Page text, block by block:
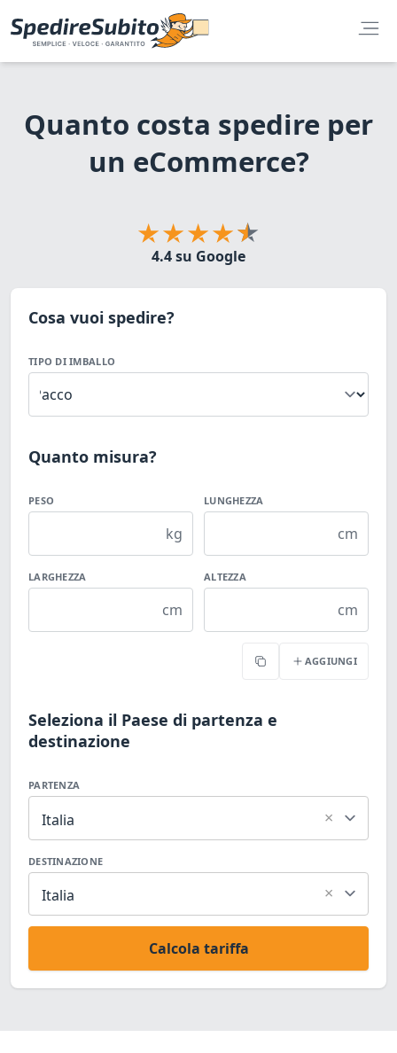
Quanto costa spedire per
un eCommerce?
4.4 su Google
Cosa vuoi spedire?
TIPO DI IMBALLO
Quanto misura?
PESO
kg
LUNGHEZZA
cm
LARGHEZZA
cm
ALTEZZA
cm
Copia AGGIUNGI
Seleziona il Paese di partenza e
destinazione
PARTENZA
Italia ×
DESTINAZIONE
Italia ×
Calcola tariffa